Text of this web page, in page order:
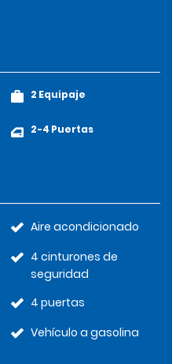
2 Equipaje
2-4 Puertas
Aire acondicionado
4 cinturones de
seguridad
4 puertas
Vehículo a gasolina